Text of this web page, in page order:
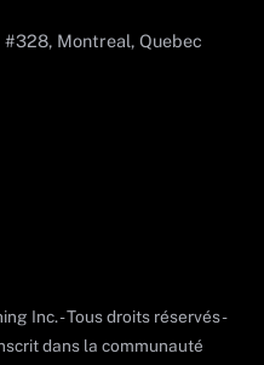
Montreal, Quebec
Inc. - Tous droits réservés -
dans la communauté